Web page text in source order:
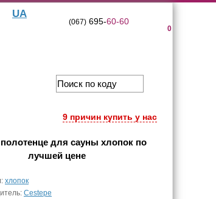
UA
0
(067)695-60-60
9 причин купить у нас
полотенце для сауны хлопокпо
лучшей цене
хлопок
Cestepe